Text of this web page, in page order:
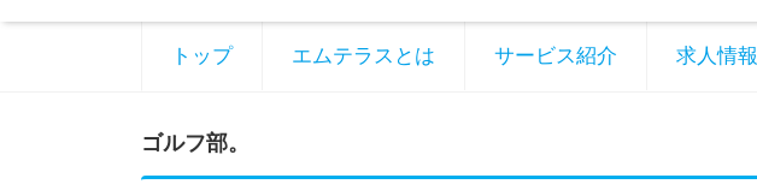
トップ エムテラスとは サービス紹介 求人情報
ゴルフ部。